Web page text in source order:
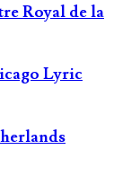
Royal de la
Lyric